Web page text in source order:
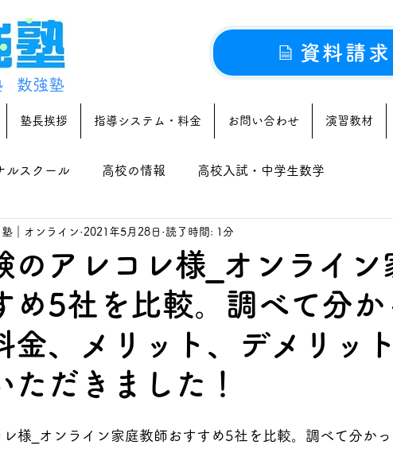
数強塾
資料請
塾長挨拶 指導システム・料金 お問い合わせ 演習教材
ルスクール 高校の情報 高校入試・中学生数学
のアレコレ様_オンライン
め5社を比較。調べて分か
金、メリット、デメリッ
ただきました！
｜オンライン 2021年5月28日 読了時間: 1分
様_オンライン家庭教師おすすめ5社を比較。調べて分か